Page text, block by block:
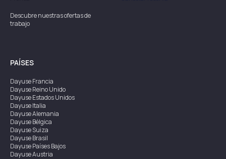
Descubre nuestras ofertas de
trabajo
PAÍSES
DayuseFrancia
DayuseReino Unido
DayuseEstados Unidos
DayuseItalia
DayuseAlemania
DayuseBélgica
DayuseSuiza
DayuseBrasil
DayusePaíses Bajos
DayuseAustria